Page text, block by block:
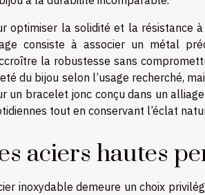
optimiser la solidité et la résistance
consiste à associer un métal
la robustesse sans
du bijou selon l’usage recherché,
un bracelet jonc conçu dans un
tout en conservant l’éclat
aciers hautes
inoxydable demeure un choix